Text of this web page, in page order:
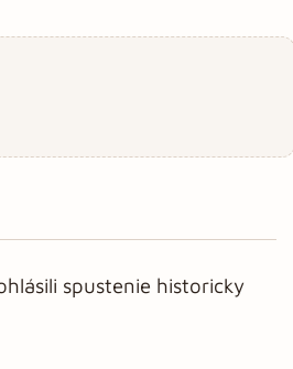
spustenie historicky